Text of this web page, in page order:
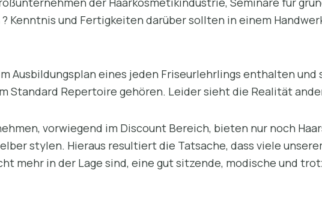
? Kenntnis und Fertigkeiten darüber sollten in einem
Ausbildungsplan eines jeden Friseurlehrlings enthalten
Standard Repertoire gehören. Leider sieht die Realität
vorwiegend im Discount Bereich, bieten nur noch
stylen. Hieraus resultiert die Tatsache, dass viele
mehr in der Lage sind, eine gut sitzende, modische und